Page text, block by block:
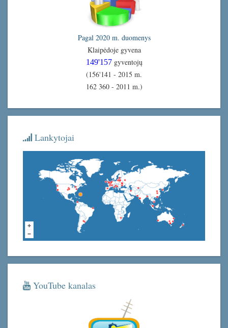
Pagal 2020 m. duomenys
Klaipėdoje gyvena
149'157 gyventojų
(156'141 - 2015 m.
162 360 - 2011 m.)
Lankytojai
YouTube kanalas